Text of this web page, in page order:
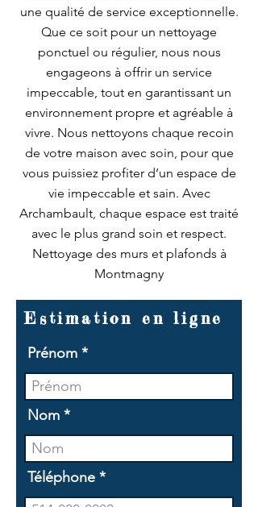
une qualité de service exceptionnelle.
Que ce soit pour un nettoyage
ponctuel ou régulier, nous nous
engageons à offrir un service
impeccable, tout en garantissant un
environnement propre et agréable à
vivre. Nous nettoyons chaque recoin
de votre maison avec soin, pour que
vous puissiez profiter d’un espace de
vie impeccable et sain. Avec
Archambault, chaque espace est traité
avec le plus grand soin et respect.
Nettoyage des murs et plafonds à
Montmagny
Estimation en ligne
Prénom
Nom
Téléphone